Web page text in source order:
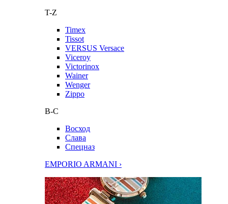
T-Z
Timex
Tissot
VERSUS Versace
Viceroy
Victorinox
Wainer
Wenger
Zippo
В-С
Восход
Слава
Спецназ
EMPORIO ARMANI ›